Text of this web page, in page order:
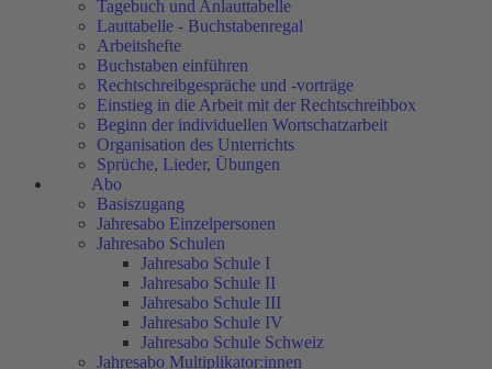
Tagebuch und Anlauttabelle
Lauttabelle - Buchstabenregal
Arbeitshefte
Buchstaben einführen
Rechtschreibgespräche und -vorträge
Einstieg in die Arbeit mit der Rechtschreibbox
Beginn der individuellen Wortschatzarbeit
Organisation des Unterrichts
Sprüche, Lieder, Übungen
Abo
Basiszugang
Jahresabo Einzelpersonen
Jahresabo Schulen
Jahresabo Schule I
Jahresabo Schule II
Jahresabo Schule III
Jahresabo Schule IV
Jahresabo Schule Schweiz
Jahresabo Multiplikator:innen